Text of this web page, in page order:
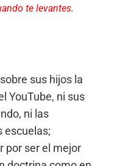
te levantes.
sus hijos la
YouTube, ni sus
ni las
escuelas;
por ser el mejor